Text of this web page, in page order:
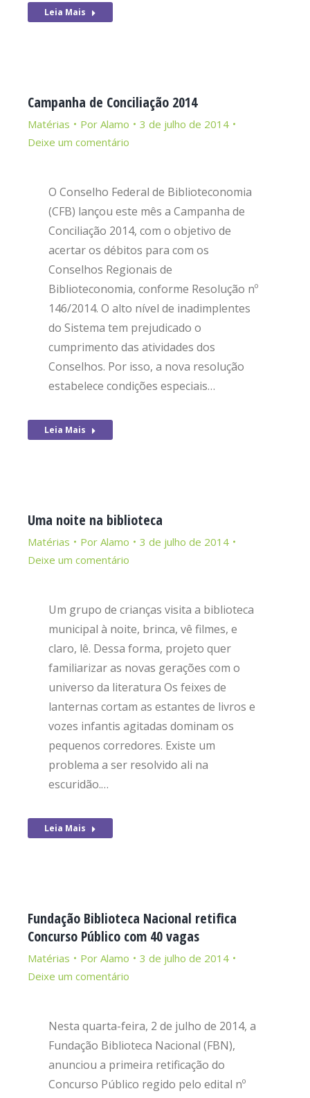
Leia Mais
Campanha de Conciliação 2014
Matérias Por Alamo
3 de julho de 2014
Deixe um comentário
O Conselho Federal de Biblioteconomia
(CFB) lançou este mês a Campanha de
Conciliação 2014, com o objetivo de
acertar os débitos para com os
Conselhos Regionais de
Biblioteconomia, conforme Resolução nº
146/2014. O alto nível de inadimplentes
do Sistema tem prejudicado o
cumprimento das atividades dos
Conselhos. Por isso, a nova resolução
estabelece condições especiais…
Leia Mais
Uma noite na biblioteca
Matérias Por Alamo
3 de julho de 2014
Deixe um comentário
Um grupo de crianças visita a biblioteca
municipal à noite, brinca, vê filmes, e
claro, lê. Dessa forma, projeto quer
familiarizar as novas gerações com o
universo da literatura Os feixes de
lanternas cortam as estantes de livros e
vozes infantis agitadas dominam os
pequenos corredores. Existe um
problema a ser resolvido ali na
escuridão.…
Leia Mais
Fundação Biblioteca Nacional retifica
Concurso Público com 40 vagas
Matérias Por Alamo
3 de julho de 2014
Deixe um comentário
Nesta quarta-feira, 2 de julho de 2014, a
Fundação Biblioteca Nacional (FBN),
anunciou a primeira retificação do
Concurso Público regido pelo edital nº